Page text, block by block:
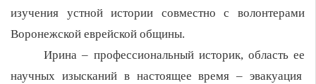
изучения устной истории совместно с волонтерами
Воронежской еврейской общины.
Ирина – профессиональный историк, область ее
научных изысканий в настоящее время – эвакуация